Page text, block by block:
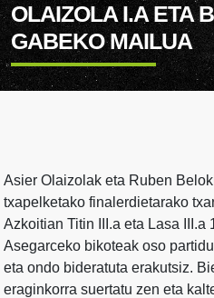
OLAIZOLA I.A ETA
GABEKO MAILUA
Asier Olaizolak eta Ruben
txapelketako finalerdietarako
Azkoitian Titin III.a eta Lasa III.a
Asegarceko bikoteak oso
eta ondo bideratuta erakutsiz.
eraginkorra suertatu zen eta